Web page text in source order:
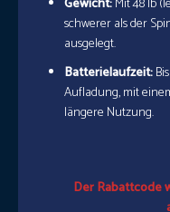
Gewicht:Mit 48 lb
schwerer als der
ausgelegt.
Batterielaufzeit:
Aufladung, mit
längere Nutzung.
Der Rabattcode